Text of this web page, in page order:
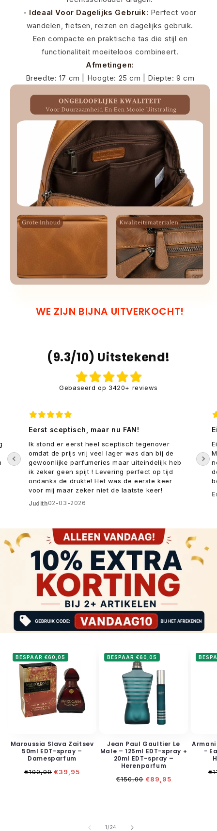
- Ideaal Voor Dagelijks Gebruik: Perfect voor
wandelen, fietsen, reizen en dagelijks gebruik.
Een compacte en praktische tas die stijl en
functionaliteit moeiteloos combineert.
Afmetingen:
Breedte: 17 cm | Hoogte: 25 cm | Diepte: 9 cm
WE ZIJN BIJNA UITVERKOCHT!
(9.3/10) Uitstekend!
Gebaseerd op 3420+ reviews
Eerst sceptisch, maar nu FAN!
Ik stond er eerst heel sceptisch tegenover
omdat de prijs vrij veel lager was dan bij de
gewoonlijke parfumeries maar uiteindelijk heb
ik zeker geen spijt ! Levering perfect op tijd
ondanks de drukte! Het was de eerste keer
voor mij maar zeker niet de laatste keer!
Judith02-03-2026
BESPAAR €60,05
Maroussia Slava Zaitsev
50ml EDT-spray –
Damesparfum
Normale
€100,00 Aanbiedingsprijs
€39,95
BESPAAR €60,05
Jean Paul Gaultier Le
Male – 125ml EDT-spray +
20ml EDT-spray –
Herenparfum
Normale
€150,00 Aanbiedingsprijs
€89,95
Armani
-
1 / van
24